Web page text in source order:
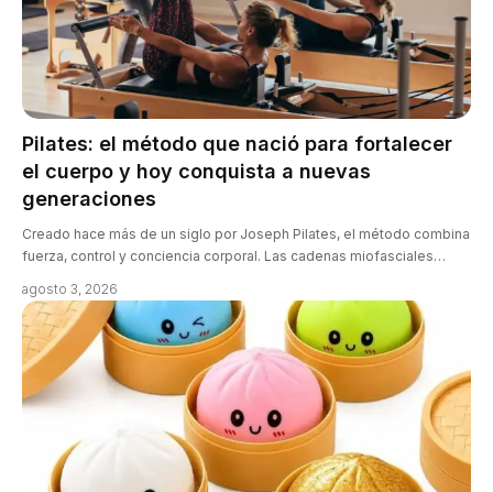
Pilates: el método que nació para fortalecer
el cuerpo y hoy conquista a nuevas
generaciones
Creado hace más de un siglo por Joseph Pilates, el método combina
fuerza, control y conciencia corporal. Las cadenas miofasciales…
agosto 3, 2026